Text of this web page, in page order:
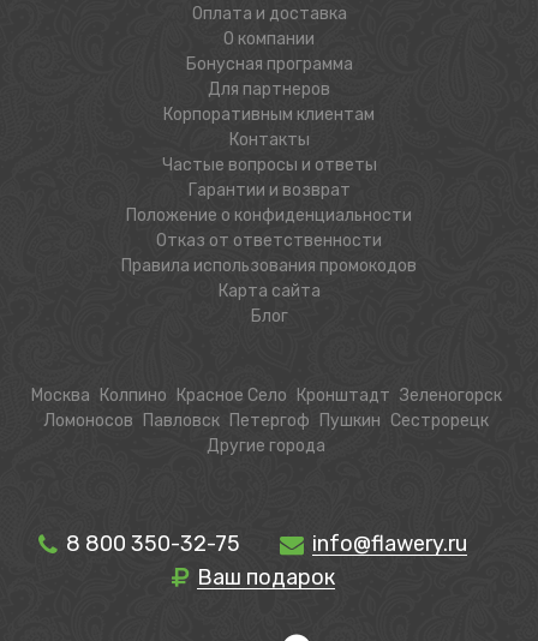
Оплата и доставка
О компании
Бонусная программа
Для партнеров
Корпоративным клиентам
Контакты
Частые вопросы и ответы
Гарантии и возврат
Положение о конфиденциальности
Отказ от ответственности
Правила использования промокодов
Карта сайта
Блог
Москва Колпино Красное Село Кронштадт Зеленогорск
Ломоносов
Павловск Петергоф Пушкин Сестрорецк
Другие города
8 800 350-32-75
info@flawery.ru
Ваш подарок